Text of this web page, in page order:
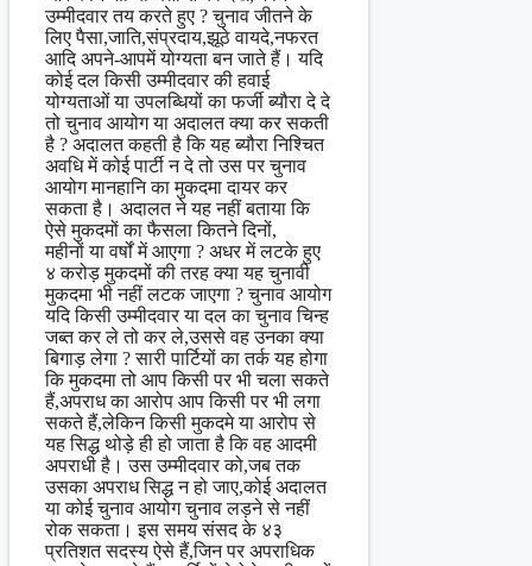
उम्मीदवार तय करते हुए ? चुनाव जीतने के
लिए पैसा,जाति,संप्रदाय,झूठे वायदे,नफरत
आदि अपने-आपमें योग्यता बन जाते हैं। यदि
कोई दल किसी उम्मीदवार की हवाई
योग्यताओं या उपलब्धियों का फर्जी ब्यौरा दे दे
तो चुनाव आयोग या अदालत क्या कर सकती
है ? अदालत कहती है कि यह ब्यौरा निश्चित
अवधि में कोई पार्टी न दे तो उस पर चुनाव
आयोग मानहानि का मुकदमा दायर कर
सकता है। अदालत ने यह नहीं बताया कि
ऐसे मुकदमों का फैसला कितने दिनों,
महीनों या वर्षों में आएगा ? अधर में लटके हुए
४ करोड़ मुकदमों की तरह क्या यह चुनावी
मुकदमा भी नहीं लटक जाएगा ? चुनाव आयोग
यदि किसी उम्मीदवार या दल का चुनाव चिन्ह
जब्त कर ले तो कर ले,उससे वह उनका क्या
बिगाड़ लेगा ? सारी पार्टियों का तर्क यह होगा
कि मुकदमा तो आप किसी पर भी चला सकते
हैं,अपराध का आरोप आप किसी पर भी लगा
सकते हैं,लेकिन किसी मुकदमे या आरोप से
यह सिद्ध थोड़े ही हो जाता है कि वह आदमी
अपराधी है। उस उम्मीदवार को,जब तक
उसका अपराध सिद्ध न हो जाए,कोई अदालत
या कोई चुनाव आयोग चुनाव लड़ने से नहीं
रोक सकता। इस समय संसद के ४३
प्रतिशत सदस्य ऐसे हैं,जिन पर अपराधिक